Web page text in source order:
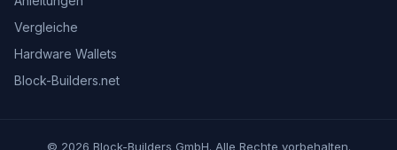
Vergleiche
Hardware Wallets
Block-Builders.net
© 2026 Block-Builders GmbH. Alle Rechte vorbehalten.